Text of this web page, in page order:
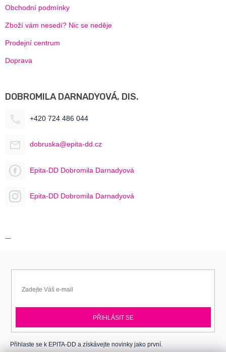
Obchodní podmínky
Zboží vám nesedí? Nic se neděje
Prodejní centrum
Doprava
DOBROMILA DARNADYOVÁ, DIS.
+420 724 486 044
dobruska@epita-dd.cz
Epita-DD Dobromila Darnadyová
Epita-DD Dobromila Darnadyová
---
PŘIHLÁSIT SE
Přihlaste se k EPITA-DD a získávejte novinky jako první.